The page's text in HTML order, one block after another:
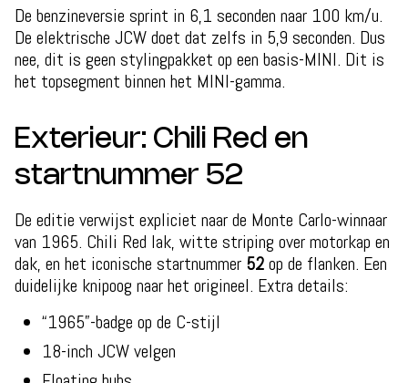
De benzineversie sprint in 6,1 seconden naar 100 km/u.
De elektrische JCW doet dat zelfs in 5,9 seconden. Dus
nee, dit is geen stylingpakket op een basis-MINI. Dit is
het topsegment binnen het MINI-gamma.
Exterieur: Chili Red en
startnummer 52
De editie verwijst expliciet naar de Monte Carlo-winnaar
van 1965. Chili Red lak, witte striping over motorkap en
dak, en het iconische startnummer 52op de flanken. Een
duidelijke knipoog naar het origineel. Extra details:
“1965”-badge op de C-stijl
18-inch JCW velgen